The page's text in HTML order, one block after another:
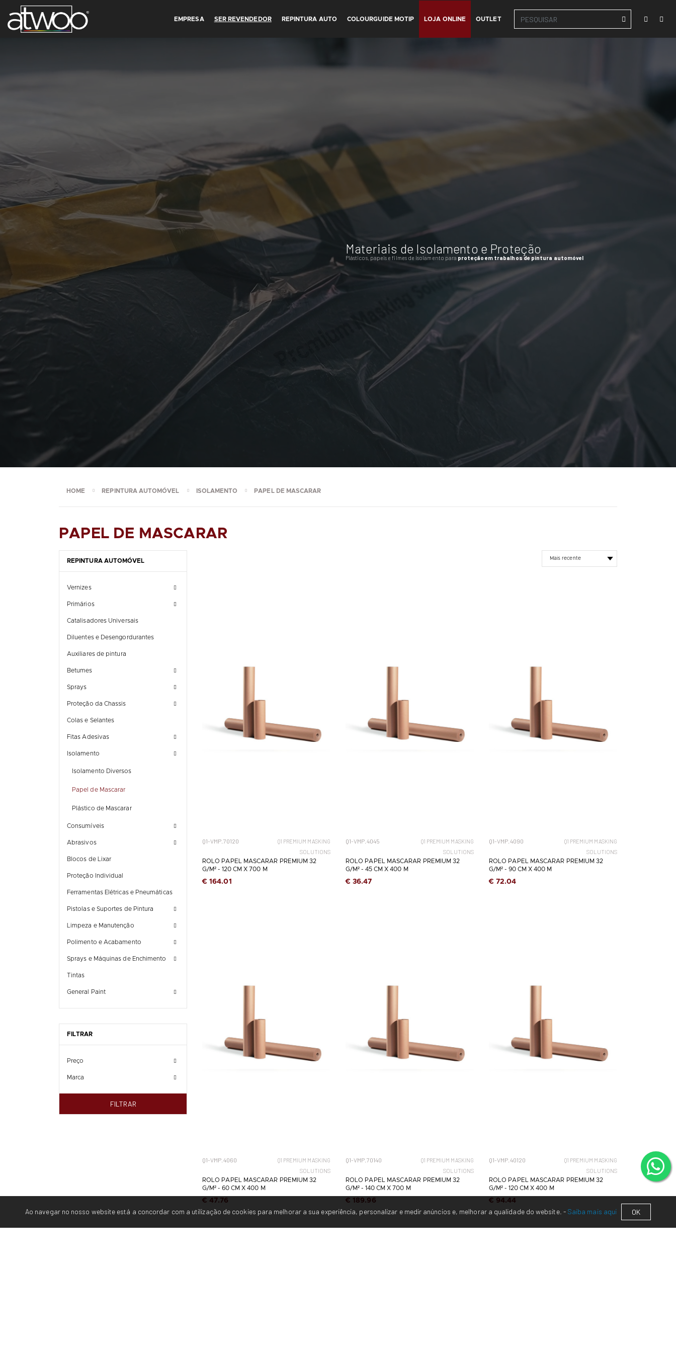
EMPRESA SER REVENDEDOR REPINTURA AUTO COLOURGUIDE MOTIP LOJA ONLINE OUTLET
Materiais de Isolamento e Proteção
Plásticos, papeis e filmes de isolamento para proteção em trabalhos de pintura automóvel
HOME REPINTURA AUTOMÓVEL ISOLAMENTO PAPEL DE MASCARAR
PAPEL DE MASCARAR
REPINTURA AUTOMÓVEL
Vernizes
Primários
Catalisadores Universais
Diluentes e Desengordurantes
Auxiliares de pintura
Betumes
Sprays
Proteção da Chassis
Colas e Selantes
Fitas Adesivas
Isolamento
Isolamento Diversos
Papel de Mascarar
Plástico de Mascarar
Consumíveis
Abrasivos
Blocos de Lixar
Proteção Individual
Ferramentas Elétricas e Pneumáticas
Pistolas e Suportes de Pintura
Limpeza e Manutenção
Polimento e Acabamento
Sprays e Máquinas de Enchimento
Tintas
General Paint
FILTRAR
Preço
Marca
FILTRAR
Q1-VMP.70120
Q1 PREMIUM MASKING
SOLUTIONS
ROLO PAPEL MASCARAR PREMIUM 32
G/M² - 120 CM X 700 M
€ 164.01
Q1-VMP.4045
Q1 PREMIUM MASKING
SOLUTIONS
ROLO PAPEL MASCARAR PREMIUM 32
G/M² - 45 CM X 400 M
€ 36.47
Q1-VMP.4090
Q1 PREMIUM MASKING
SOLUTIONS
ROLO PAPEL MASCARAR PREMIUM 32
G/M² - 90 CM X 400 M
€ 72.04
Q1-VMP.4060
Q1 PREMIUM MASKING
SOLUTIONS
ROLO PAPEL MASCARAR PREMIUM 32
G/M² - 60 CM X 400 M
€ 47.76
Q1-VMP.70140
Q1 PREMIUM MASKING
SOLUTIONS
ROLO PAPEL MASCARAR PREMIUM 32
G/M² - 140 CM X 700 M
€ 189.96
Q1-VMP.40120
Q1 PREMIUM MASKING
SOLUTIONS
ROLO PAPEL MASCARAR PREMIUM 32
G/M² - 120 CM X 400 M
€ 94.44
Ao navegar no nosso website está a concordar com a utilização de cookies para melhorar a sua experiência, personalizar e medir anúncios e, melhorar a qualidade do website. - Saiba mais aqui OK